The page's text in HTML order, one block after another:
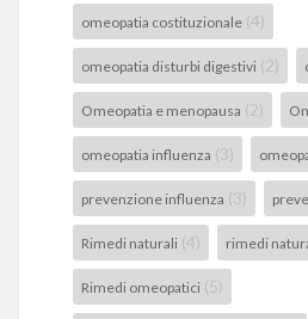
omeopatia costituzionale (4)
omeopatia disturbi digestivi (2)
Omeopatia e menopausa (2)
omeopatia influenza (3)
prevenzione influenza (3)
Rimedi naturali (4) rimedi
Rimedi omeopatici (5)